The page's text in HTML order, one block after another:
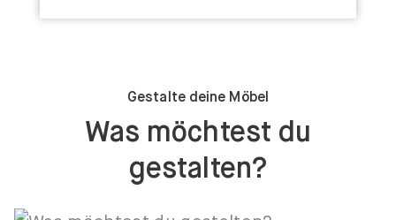
Gestalte deine Möbel
Was möchtest du
gestalten?